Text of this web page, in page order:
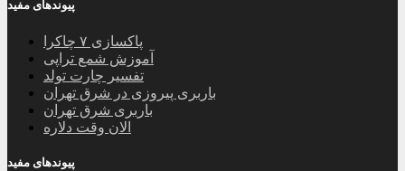
پیوندهای مفید
پاکسازی ۷ چاکرا
آموزش شمع تراپی
تفسیر چارت تولد
باربری پیروزی در شرق تهران
باربری شرق تهران
الان وقت دلاره
پیوندهای مفید